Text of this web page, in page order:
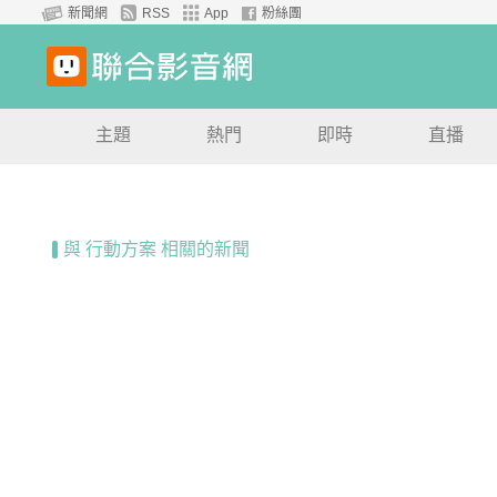
新聞網 RSS App 粉絲團
主題 熱門 即時 直播
與 行動方案 相關的新聞